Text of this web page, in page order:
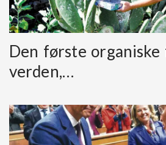
Den første
verden,…